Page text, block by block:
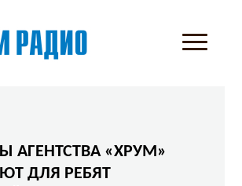
АГЕНТСТВА «ХРУМ»
ДЛЯ РЕБЯТ